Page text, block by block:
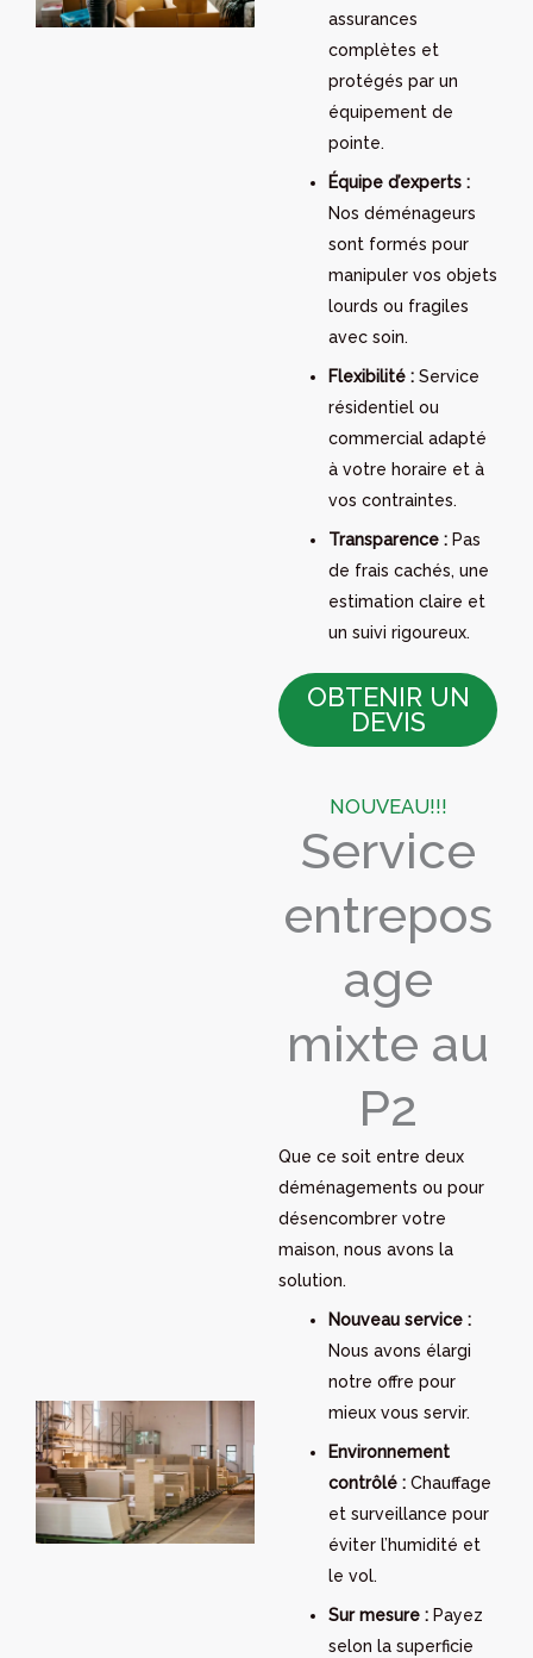
assurances
complètes et
protégés par un
équipement de
pointe.
Équipe d’experts :
Nos déménageurs
sont formés pour
manipuler vos objets
lourds ou fragiles
avec soin.
Flexibilité : Service
résidentiel ou
commercial adapté
à votre horaire et à
vos contraintes.
Transparence : Pas
de frais cachés, une
estimation claire et
un suivi rigoureux.
OBTENIR UN
DEVIS
NOUVEAU!!!
Service
entrepos
age
mixte au
P2
Que ce soit entre deux
déménagements ou pour
désencombrer votre
maison, nous avons la
solution.
Nouveau service :
Nous avons élargi
notre offre pour
mieux vous servir.
Environnement
contrôlé : Chauffage
et surveillance pour
éviter l’humidité et
le vol.
Sur mesure : Payez
selon la superficie